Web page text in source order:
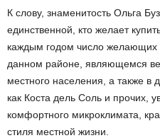
К слову, знаменитость Ольга
единственной, кто желает
каждым годом число желающих
данном районе, являющемся
местного населения, а также в
как Коста дель Соль и прочих,
комфортного микроклимата,
стиля местной жизни.